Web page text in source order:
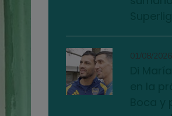
01/08/2026